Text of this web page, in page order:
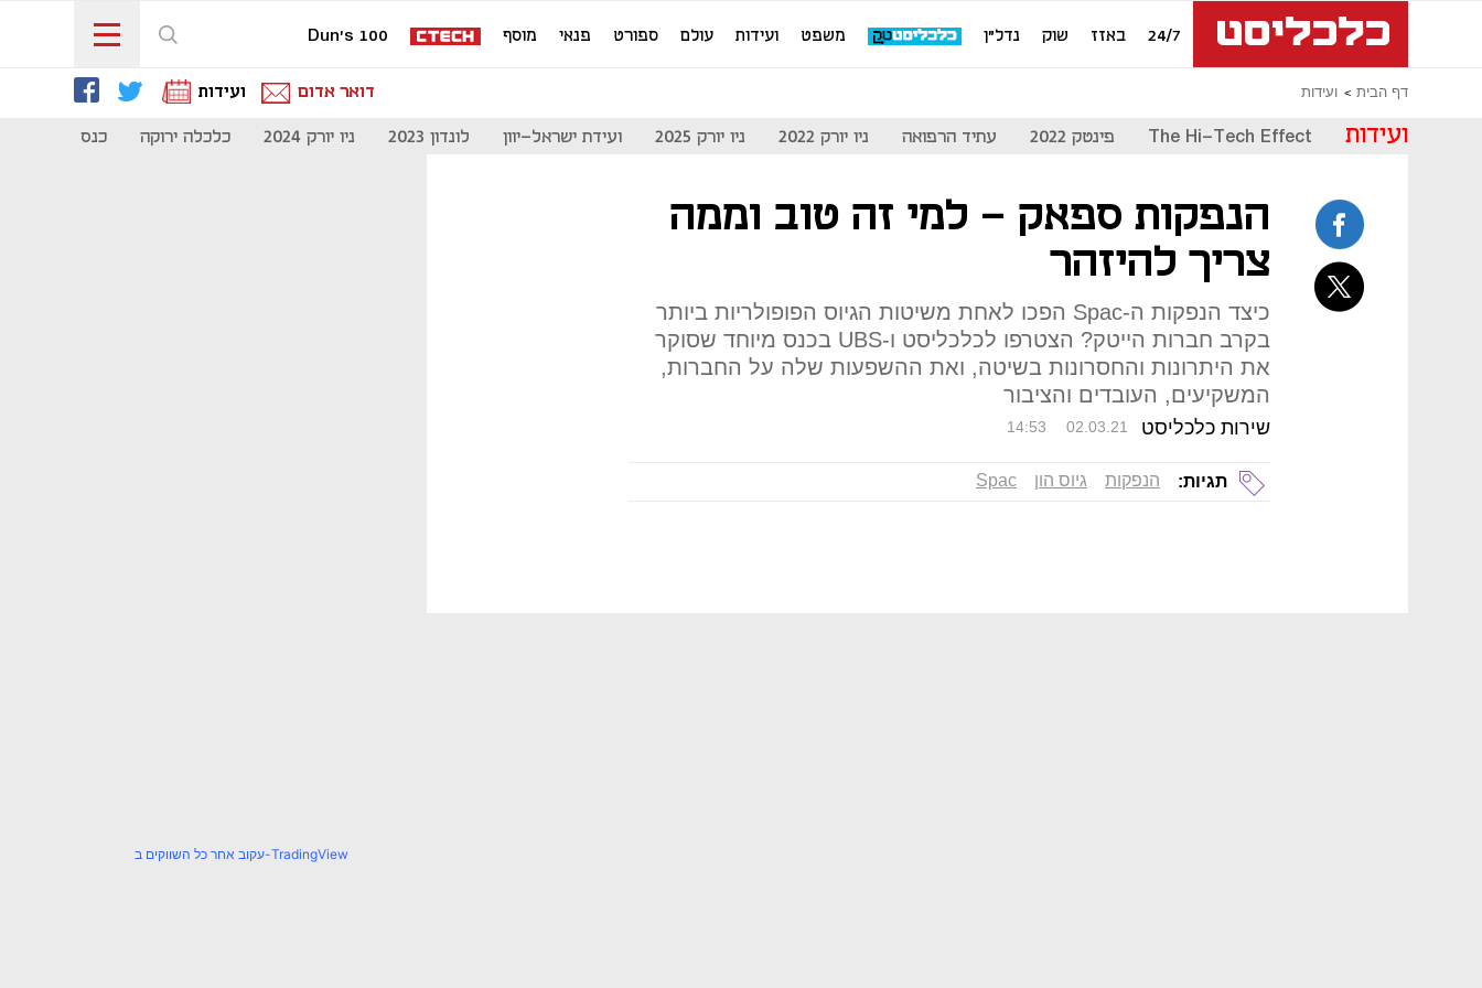
24/7 באזז שוק נדל"ן משפט ועידות עולם ספורט פנאי מוסף Dun's 100
דף הבית ועידות דואר אדום ועידות
ועידות The Hi-Tech Effect פינטק 2022 עתיד הרפואה ניו יורק 2022 ניו יורק 2025 ועידת ישראל-יוון לונדון 2023 ניו יורק 2024 כלכלה ירוקה כנס מיליון
הנפקות ספאק - למי זה טוב וממה
צריך להיזהר
כיצד הנפקות ה-Spac הפכו לאחת משיטות הגיוס הפופולריות ביותר
בקרב חברות הייטק? הצטרפו לכלכליסט ו-UBS בכנס מיוחד שסוקר
את היתרונות והחסרונות בשיטה, ואת ההשפעות שלה על החברות,
המשקיעים, העובדים והציבור
שירות כלכליסט 14:53 02.03.21
תגיות: הנפקות גיוס הון Spac
עקוב אחר כל השווקים ב-TradingView